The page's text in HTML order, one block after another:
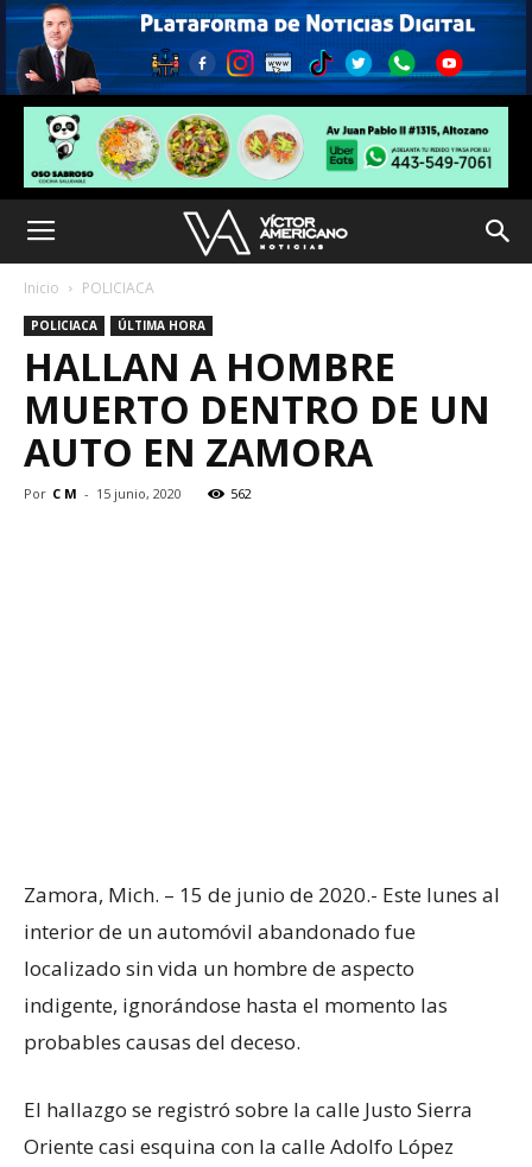
Inicio POLICIACA
POLICIACA ÚLTIMA HORA
HALLAN A HOMBRE
MUERTO DENTRO DE UN
AUTO EN ZAMORA
Por C M - 15 junio, 2020 562
Zamora, Mich. – 15 de junio de 2020.- Este lunes al
interior de un automóvil abandonado fue
localizado sin vida un hombre de aspecto
indigente, ignorándose hasta el momento las
probables causas del deceso.
El hallazgo se registró sobre la calle Justo Sierra
Oriente casi esquina con la calle Adolfo López